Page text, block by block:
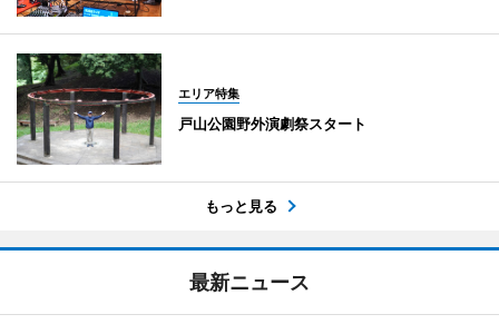
エリア特集
戸山公園野外演劇祭スタート
もっと見る
最新ニュース